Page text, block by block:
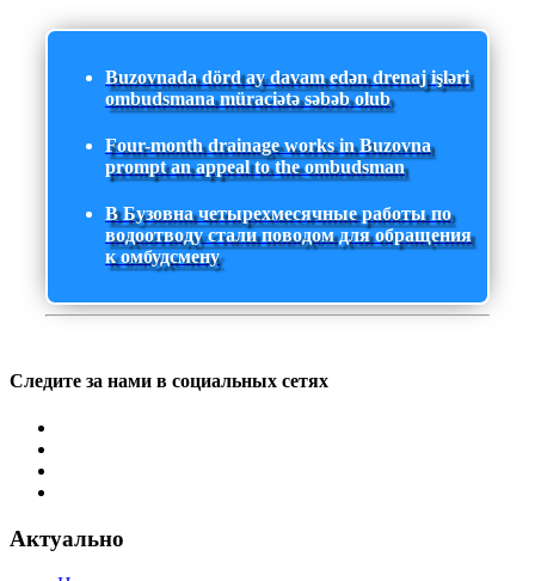
Buzovnada dörd ay davam edən drenaj işləri
ombudsmana müraciətə səbəb olub
Four-month drainage works in Buzovna
prompt an appeal to the ombudsman
В Бузовна четырехмесячные работы по
водоотводу стали поводом для обращения
к омбудсмену
Следите за нами в социальных сетях
Актуально